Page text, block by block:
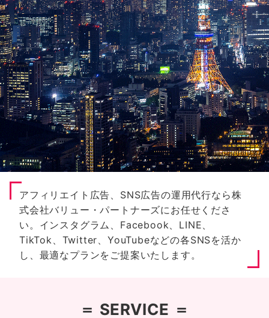
アフィリエイト広告、SNS広告の運用代行なら株
式会社バリュー・パートナーズにお任せくださ
い。インスタグラム、Facebook、LINE、
TikTok、Twitter、YouTubeなどの各SNSを活か
し、最適なプランをご提案いたします。
＝ SERVICE ＝